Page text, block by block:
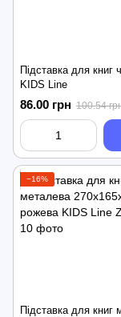
Підставка для книг
KIDS Line
86.00 грн 100.54
−16%
Підставка для книг